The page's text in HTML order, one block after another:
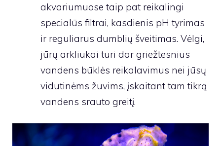
akvariumuose taip pat reikalingi
specialūs filtrai, kasdienis pH tyrimas
ir reguliarus dumblių šveitimas. Vėlgi,
jūrų arkliukai turi dar griežtesnius
vandens būklės reikalavimus nei jūsų
vidutinėms žuvims, įskaitant tam tikrą
vandens srauto greitį.